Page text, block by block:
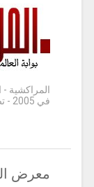
المراكشية
في 2005 - تصدر عن شركة IMAR MED-SARL
معرض